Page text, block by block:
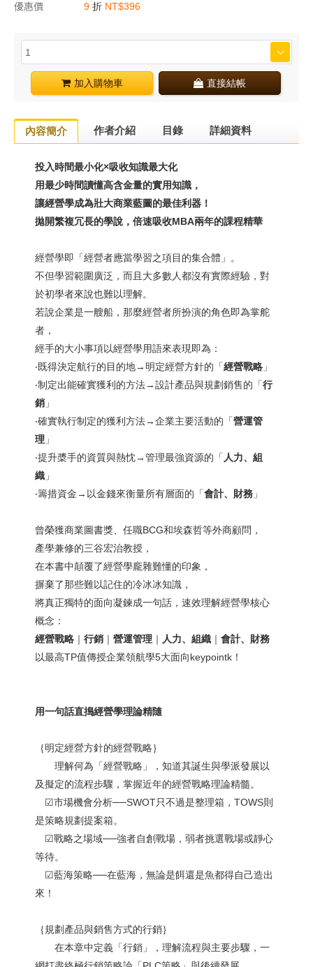
優惠價
9 折 NT$396
加入購物車 直接結帳
內容簡介 作者介紹 目錄 詳細資料
投入時間最小化×吸收知識最大化
用最少時間讀懂高含金量的實用知識，
讓經營學成為壯大商業藍圖的最佳利器！
拋開繁複冗長的學說，倍速吸收MBA兩年的課程精華
經營學即「經營者應當學習之項目的集合體」。
不但學習範圍廣泛，而且大多數人都沒有實際經驗，對
於初學者來說也難以理解。
若說企業是一艘船，那麼經營者所扮演的角色即為掌舵
者，
經手的大小事項以經營學用語來表現即為：
‧既得決定航行的目的地→明定經營方針的「經營戰略 」
‧制定出能確實獲利的方法→設計產品與規劃銷售的「行
銷 」
‧確實執行制定的獲利方法→企業主要活動的「營運管
理 」
‧提升槳手的資質與熱忱→管理最強資源的「 人力、組
織 」
‧籌措資金→以金錢來衡量所有層面的「會計、財務 」
曾榮獲商業圖書獎、任職BCG和埃森哲等外商顧問，
產學兼修的三谷宏治教授，
在本書中顛覆了經營學龐雜難懂的印象，
摒棄了那些難以記住的冷冰冰知識，
將真正獨特的面向凝鍊成一句話，速效理解經營學核心
概念：
經營戰略 ｜ 行銷 ｜ 營運管理 ｜ 人力、組織 ｜ 會計、財務
以最高TP值傳授企業領航學5大面向keypointk！
用一句話直搗經營學理論精隨
｛明定經營方針的經營戰略｝
理解何為「經營戰略」，知道其誕生與學派發展以
及擬定的流程步驟，掌握近年的經營戰略理論精髓。
☑︎市場機會分析──SWOT只不過是整理箱，TOWS則
是策略規劃提案箱。
☑︎戰略之場域──強者自創戰場，弱者挑選戰場或靜心
等待。
☑︎藍海策略──在藍海，無論是餌還是魚都得自己造出
來！
｛規劃產品與銷售方式的行銷｝
在本章中定義「行銷」，理解流程與主要步驟，一